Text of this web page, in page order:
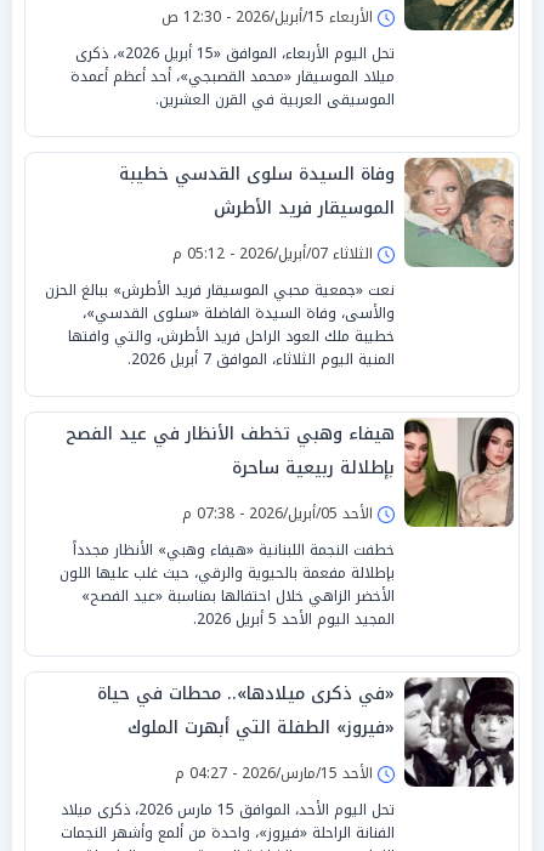
الأربعاء 15/أبريل/2026 - 12:30 ص
تحل اليوم الأربعاء، الموافق «15 أبريل 2026»، ذكرى
ميلاد الموسيقار «محمد القصبجي»، أحد أعظم أعمدة
الموسيقى العربية في القرن العشرين.
وفاة السيدة سلوى القدسي خطيبة
الموسيقار فريد الأطرش
الثلاثاء 07/أبريل/2026 - 05:12 م
نعت «جمعية محبي الموسيقار فريد الأطرش» ببالغ الحزن
والأسى، وفاة السيدة الفاضلة «سلوى القدسي»،
خطيبة ملك العود الراحل فريد الأطرش، والتي وافتها
المنية اليوم الثلاثاء، الموافق 7 أبريل 2026.
هيفاء وهبي تخطف الأنظار في عيد الفصح
بإطلالة ربيعية ساحرة
الأحد 05/أبريل/2026 - 07:38 م
خطفت النجمة اللبنانية «هيفاء وهبي» الأنظار مجدداً
بإطلالة مفعمة بالحيوية والرقي، حيث غلب عليها اللون
الأخضر الزاهي خلال احتفالها بمناسبة «عيد الفصح»
المجيد اليوم الأحد 5 أبريل 2026.
«في ذكرى ميلادها».. محطات في حياة
«فيروز» الطفلة التي أبهرت الملوك
الأحد 15/مارس/2026 - 04:27 م
تحل اليوم الأحد، الموافق 15 مارس 2026، ذكرى ميلاد
الفنانة الراحلة «فيروز»، واحدة من ألمع وأشهر النجمات